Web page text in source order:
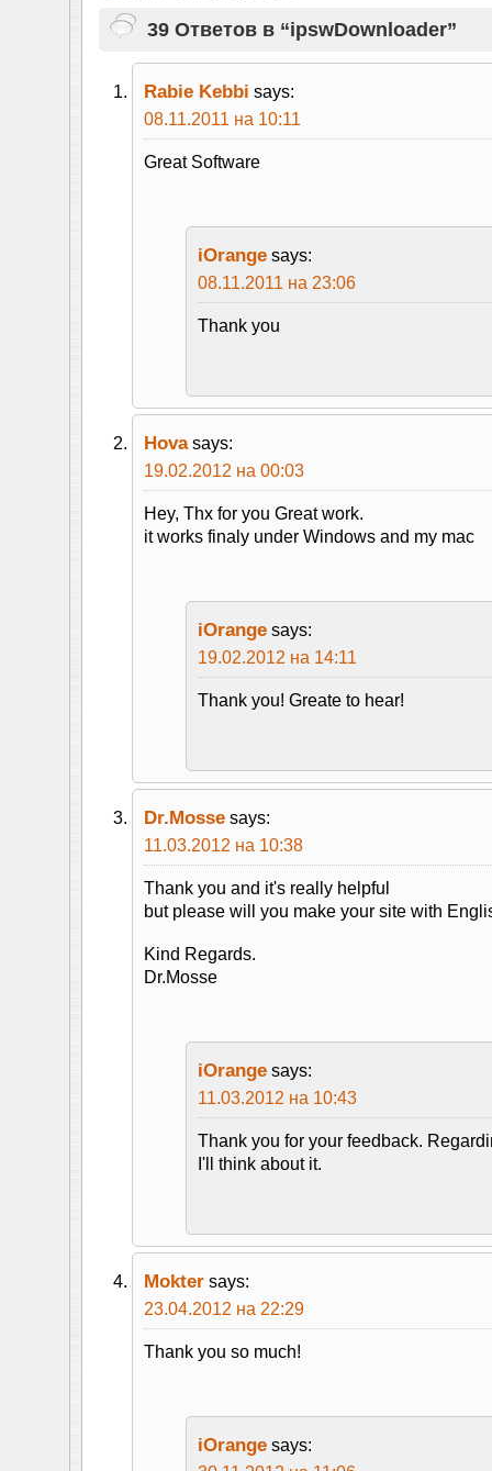
39 Ответов в “ipswDownloader”
Rabie Kebbi says:
08.11.2011 на 10:11
Great Software
iOrange says:
08.11.2011 на 23:06
Thank you
Hova says:
19.02.2012 на 00:03
Hey, Thx for you Great work.
it works finaly under Windows and my mac
iOrange says:
19.02.2012 на 14:11
Thank you! Greate to hear!
Dr.Mosse says:
11.03.2012 на 10:38
Thank you and it's really helpful
but please will you make your site with
Kind Regards.
Dr.Mosse
iOrange says:
11.03.2012 на 10:43
Thank you for your feedback.
I'll think about it.
Mokter says:
23.04.2012 на 22:29
Thank you so much!
iOrange says: